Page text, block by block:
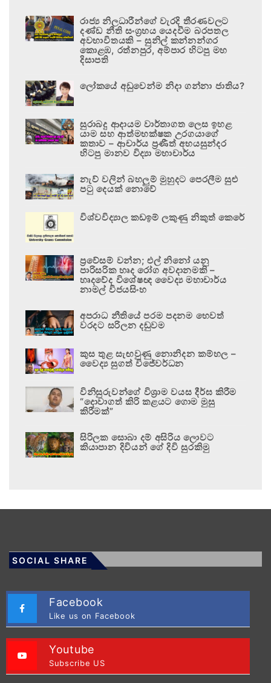
රාජ්‍ය නිලධාරීන්ගේ වැරදි තීරණවලට
දණ්ඩ නීති සංග්‍රහය යෙදවීම බරපතල
අවභාවිතයකි – සුනිල් කන්නන්ගර
කොළඹ, රත්නපුර, අම්පාර හිටපු මහ
දිසාපති
ලෝකයේ අඩුවෙන්ම නිදා ගන්නා ජාතිය?
සුරාබදු ආදායම වාර්තාගත ලෙස ඉහළ
යාම සහ ආත්මභක්ෂක උරගයාගේ
කතාව – ආචාර්ය ප්‍රණීත් අභයසුන්දර
හිටපු මානව විද්‍යා මහාචාර්ය
නැව් වලින් බහලුම් මුහුදට පෙරලීම සුළු
පටු දෙයක් නොවේ
විශ්වවිද්‍යාල කඩඉම් ලකුණු නිකුත් කෙරේ
ප්‍රවේසම් වන්න; එල් නිනෝ යනු
පාරිසරික හෘද රෝග අවදානමකි –
හෘදවේද විශේෂඥ වෛද්‍ය මහාචාර්ය
නාමල් විජයසිංහ
අපරාධ නීතියේ පරම පදනම හෙවත්
වරදට සරිලන දඬුවම
කුස තුළ සැඟවුණු නොනිදන කම්හල –
වෛද්‍ය සුගත් විජේවර්ධන
විනිසුරුවන්ගේ විශ්‍රාම වයස දීර්ඝ කිරීම
“දොවාගත් කිරි කළයට ගොම මුසු
කිරීමක්”
සිරිලක සොබා දම් අසිරිය ලොවට
කියාපාන දිවියන් ගේ දිවි සුරකිමු
SOCIAL SHARE
Facebook
Like us on Facebook
Youtube
Subscribe US